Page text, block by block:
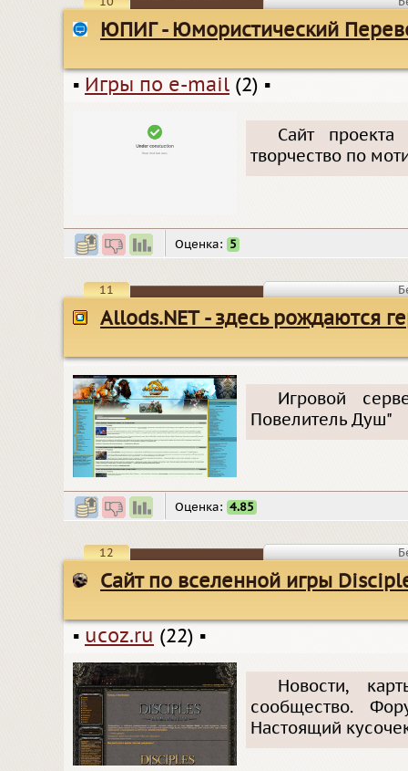
ЮПИГ - Юмористический
▪ Игры по e-mail (2) ▪
Сайт
творчество по
Оценка: 5
11
Allods.NET - здесь рождаются
Игровой
Повелитель Душ"
Оценка: 4.85
12
Сайт по вселенной игры
▪ ucoz.ru (22) ▪
Новости,
сообщество.
Настоящий